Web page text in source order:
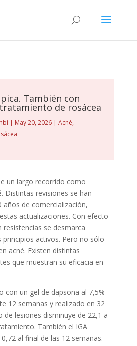
También con
de rosácea
| May 20, 2026| Acné,
un largo recorrido como
Distintas revisiones se han
años de comercialización,
actualizaciones. Con efecto
se desmarca
activos. Pero no sólo
acné. Existen distintas
que muestran su eficacia en
con un gel de dapsona al 7,5%
12 semanas y realizado en 32
de lesiones disminuye de 22,1 a
También el IGA
al final de las 12 semanas.